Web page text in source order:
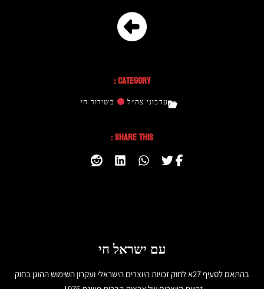
Category :
עדכוני צה״ל בשידור חי
Share This :
עם ישראל חי
בהתאם לסעיף 27א לחוק זכויות היוצרים הישראלי ועקרון השימוש ההוגן בחוק